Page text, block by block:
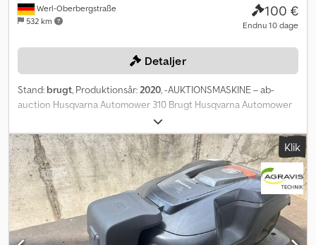
Werl-Oberbergstraße
532 km
100 €
Endnu 10 dage
Detaljer
Stand: brugt, Produktionsår:2020, -AUKTIONSMASKINE – ab-
auction Husqvarna Automower 310 Brugt Husqvarna Automower
310 Arealydelse op til 1000 m² Opladningsstation Du kan byde på
denne maskine online Dodpfx Amszqpvmsyjwa Startprisen er
100,00 EUR ekskl. moms. Registrer dig gratis og byd med. Klik her
for at gå til auktionen: ----- ----- Spændende onlineauktion! Start
med at byde NU! ab-auction Brugte varer – særlige regler. Salget
foregår i henhold til § 25a i momsloven – moms på fortjenesten.
Momsen kan ikke udvises.
Klik